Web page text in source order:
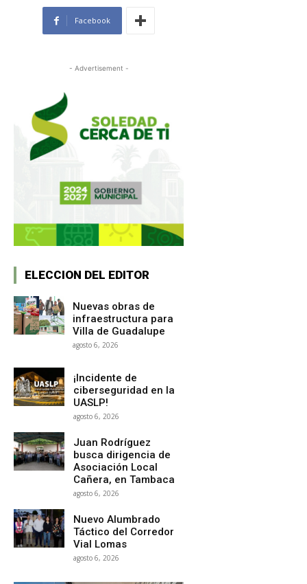
Facebook
- Advertisement -
ELECCION DEL EDITOR
Nuevas obras de
infraestructura para
Villa de Guadalupe
agosto 6, 2026
¡Incidente de
ciberseguridad en la
UASLP!
agosto 6, 2026
Juan Rodríguez
busca dirigencia de
Asociación Local
Cañera, en Tambaca
agosto 6, 2026
Nuevo Alumbrado
Táctico del Corredor
Vial Lomas
agosto 6, 2026